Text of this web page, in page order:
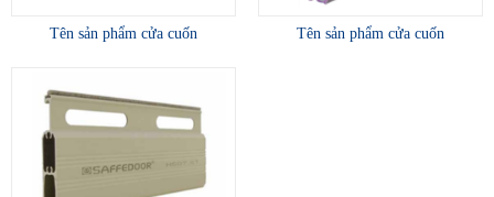
Tên sản phẩm cửa cuốn Tên sản phẩm cửa cuốn